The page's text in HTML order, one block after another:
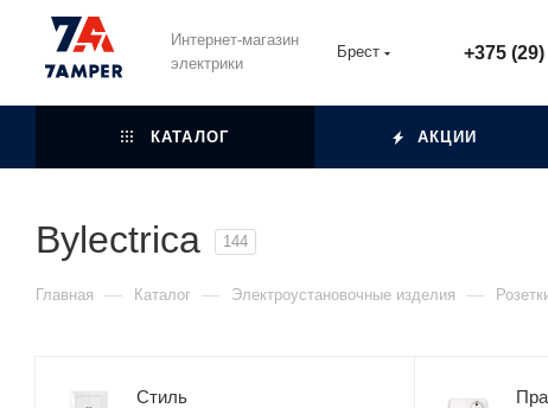
Интернет-магазин
электрики
Брест +375
КАТАЛОГ АКЦИИ
Bylectrica 144
Главная — Каталог — Электроустановочные изделия —
Стиль